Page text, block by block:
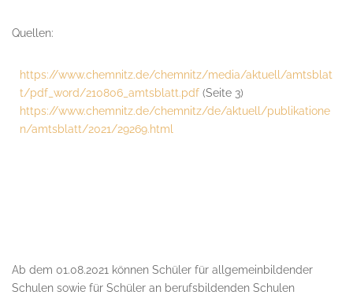
Quellen:
https://www.chemnitz.de/chemnitz/media/aktuell/amtsblat
t/pdf_word/210806_amtsblatt.pdf (Seite 3)
https://www.chemnitz.de/chemnitz/de/aktuell/publikatione
n/amtsblatt/2021/29269.html
Ab dem 01.08.2021 können Schüler für allgemeinbildender
Schulen sowie für Schüler an berufsbildenden Schulen